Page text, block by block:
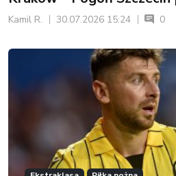
Kamil R. 30.07.2026 15:24 0